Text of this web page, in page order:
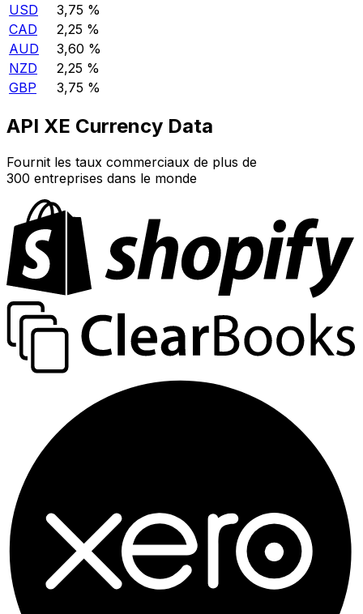
USD
3,75 %
CAD
2,25 %
AUD
3,60 %
NZD
2,25 %
GBP
3,75 %
API XE Currency Data
Fournit les taux commerciaux de plus de
300 entreprises dans le monde